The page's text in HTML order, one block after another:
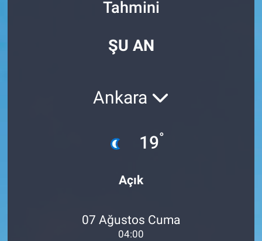
Tahmini
ŞU AN
Ankara
19°
Açık
07 Ağustos Cuma
04:00